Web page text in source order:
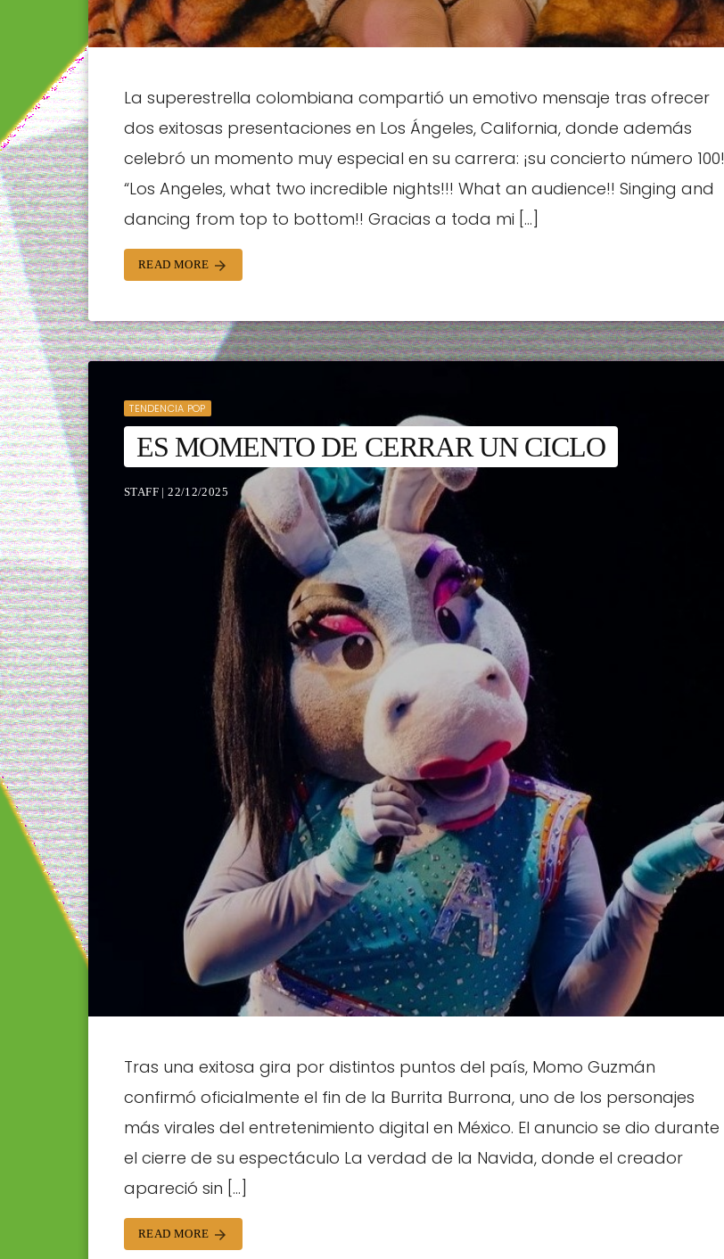
La superestrella colombiana compartió un emotivo mensaje tras ofrecer
dos exitosas presentaciones en Los Ángeles, California, donde además
celebró un momento muy especial en su carrera: ¡su concierto número 100!
“Los Angeles, what two incredible nights!!! What an audience!! Singing and
dancing from top to bottom!! Gracias a toda mi […]
READ MORE arrow_forward
TENDENCIA POP
ES MOMENTO DE CERRAR UN CICLO
STAFF | 22/12/2025
Tras una exitosa gira por distintos puntos del país, Momo Guzmán
confirmó oficialmente el fin de la Burrita Burrona, uno de los personajes
más virales del entretenimiento digital en México. El anuncio se dio durante
el cierre de su espectáculo La verdad de la Navida, donde el creador
apareció sin […]
READ MORE arrow_forward